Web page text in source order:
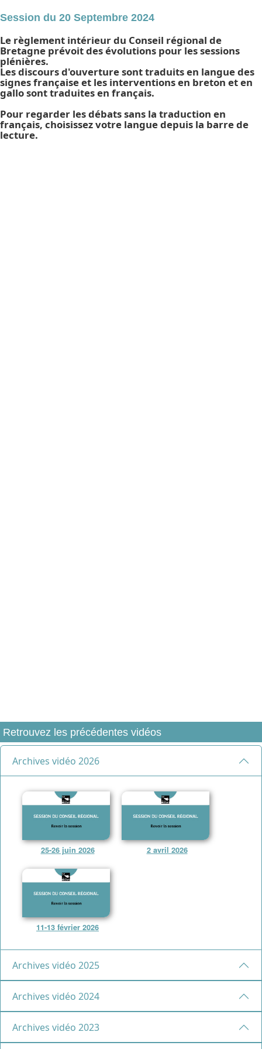
Session du 20 Septembre 2024
Le règlement intérieur du Conseil régional de
Bretagne prévoit des évolutions pour les sessions
plénières.
Les discours d'ouverture sont traduits en langue des
signes française et les interventions en breton et en
gallo sont traduites en français.
Pour regarder les débats sans la traduction en
français, choisissez votre langue depuis la barre de
lecture.
Retrouvez les précédentes vidéos
Archives vidéo 2026
25-26 juin 2026 2 avril 2026
11-13 février 2026
Archives vidéo 2025
Archives vidéo 2024
Archives vidéo 2023